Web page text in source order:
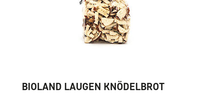
BIOLAND LAUGEN KNÖDELBROT